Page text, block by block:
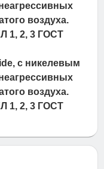
воздуха.
1, 2, 3 ГОСТ
с никелевым
воздуха.
1, 2, 3 ГОСТ